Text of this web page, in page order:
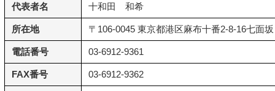
代表者名 十和田 和希
所在地 〒106-0045 東京都港区麻布十番2-8-16七面
電話番号 03-6912-9361
FAX番号 03-6912-9362